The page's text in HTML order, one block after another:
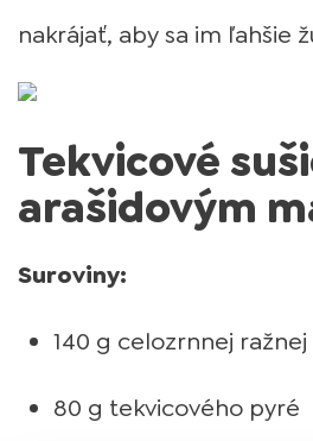
nakrájať, aby sa im ľahšie
Tekvicové
arašidovým
Suroviny:
140 g celozrnnej
80 g tekvicového pyré